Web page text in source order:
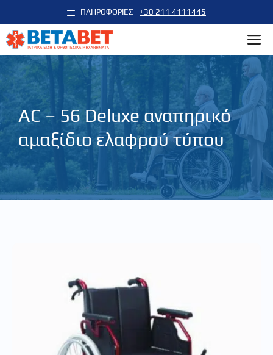
σε
περιεχόμενο
+30 211 4111445
ΠΛΗΡΟΦΟΡΙΕΣ
AC – 56 Deluxe αναπηρικό
αμαξίδιο ελαφρού τύπου